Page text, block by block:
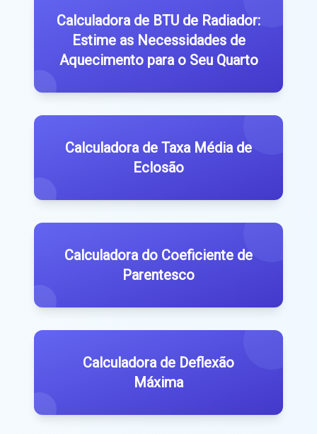
Calculadora de BTU de Radiador:
Estime as Necessidades de
Aquecimento para o Seu Quarto
Calculadora de Taxa Média de
Eclosão
Calculadora do Coeficiente de
Parentesco
Calculadora de Deflexão
Máxima